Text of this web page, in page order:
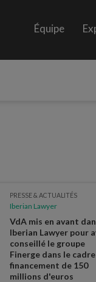
Équipe
PRESSE & ACTUALITÉS
Iberian Lawyer
VdA mis en avant
Iberian Lawyer pour
conseillé le groupe
Finerge dans le
financement de 150
millions d'euros